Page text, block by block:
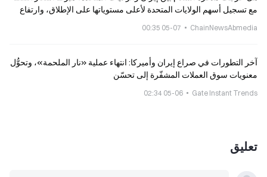
مع تسجيل أسهم الولايات المتحدة لأعلى مستوياتها على الإطلاق، وارتفاع
ChainNewsAbmedia
05-07 00:35
آخر التطورات في صراع إيران وأميركا: انتهاء عملية «نار الملحمة»، وتحوُّل
معنويات سوق العملات المشفّرة إلى تحسّن
Gate Instant Trends
05-06 02:34
تعليق